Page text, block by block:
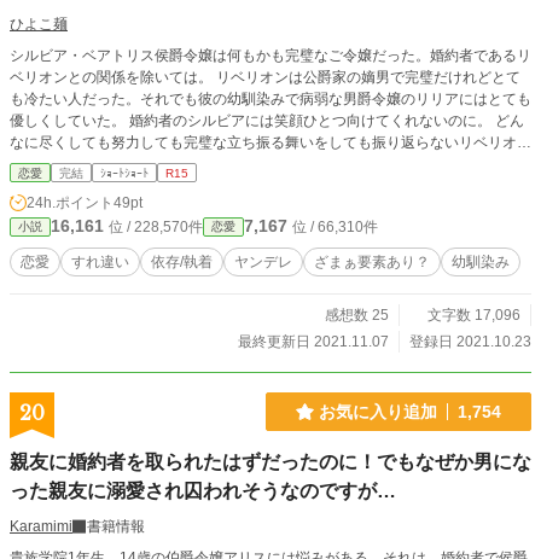
ひよこ麺
シルビア・ベアトリス侯爵令嬢は何もかも完璧なご令嬢だった。婚約者であるリ
ベリオンとの関係を除いては。 リベリオンは公爵家の嫡男で完璧だけれどとて
も冷たい人だった。それでも彼の幼馴染みで病弱な男爵令嬢のリリアにはとても
優しくしていた。 婚約者のシルビアには笑顔ひとつ向けてくれないのに。 どん
なに尽くしても努力しても完璧な立ち振る舞いをしても振り返らないリベリオン
に疲れてしまったシルビア。その日も舞踏会でエスコートだけしてリリアと居な
くなってしまったリベリオンを見ているのが悲しくなりテラスでひとり夜風に当
たっていたところ、いきなり何者かに後ろから押されて転落してしまう。 死は
免れたが、テラスから転落した際に頭を強く打ったシルビアはそのまま意識を失
い、昏睡状態となってしまう。それから3年の月日が流れ、目覚めたシルビアを
取り巻く世界は変っていて…… ※正常な人があまりいない話です。
恋愛 完結 ｼｮｰﾄｼｮｰﾄ R15
24h.ポイント 49pt
小説 16,161 位 / 228,570件 恋愛 7,167 位 / 66,310件
恋愛 すれ違い 依存/執着 ヤンデレ ざまぁ要素あり？ 幼馴染み
感想数 25
文字数 17,096
最終更新日 2021.11.07
登録日 2021.10.23
20 お気に入り追加 1,754
親友に婚約者を取られたはずだったのに！でもなぜか男にな
った親友に溺愛され囚われそうなのですが…
Karamimi
書籍情報